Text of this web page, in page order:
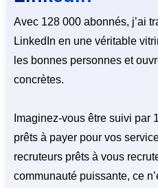
Avec 128 000 abonnés, j’ai
LinkedIn en une véritable
les bonnes personnes et
concrètes.
Imaginez-vous être suivi par
prêts à payer pour vos
recruteurs prêts à vous
communauté puissante, ce